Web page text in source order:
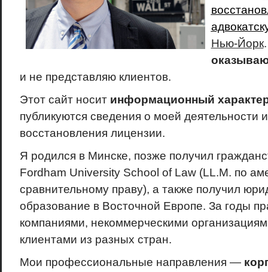
Нью-Йорк
и не представляю клиентов.
Этот сайт носит информационный
публикуются сведения о моей деятельности
восстановления лицензии.
Я родился в Минске, позже получил
Fordham University School of Law (LL.M. по
сравнительному праву), а также получил
образование в Восточной Европе. За годы
компаниями, некоммерческими
клиентами из разных стран.
Мои профессиональные направления —